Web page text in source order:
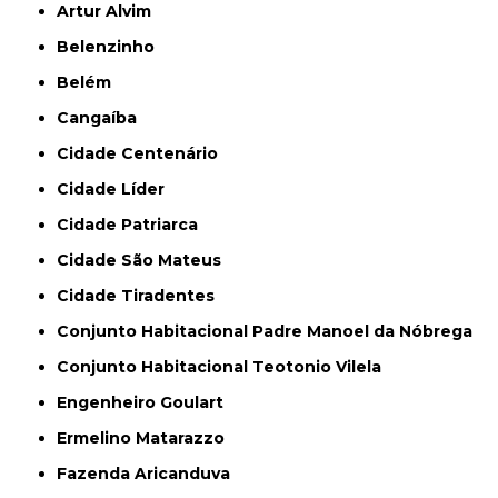
Artur Alvim
Belenzinho
Belém
Cangaíba
Cidade Centenário
Cidade Líder
Cidade Patriarca
Cidade São Mateus
Cidade Tiradentes
Conjunto Habitacional Padre Manoel da Nóbrega
Conjunto Habitacional Teotonio Vilela
Engenheiro Goulart
Ermelino Matarazzo
Fazenda Aricanduva